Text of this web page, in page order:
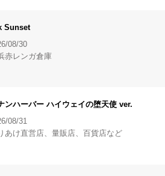
Sunset
08/30
赤レンガ倉庫
ンハーバー ハイウェイの堕天使 ver.
08/31
あけ直営店、量販店、百貨店など